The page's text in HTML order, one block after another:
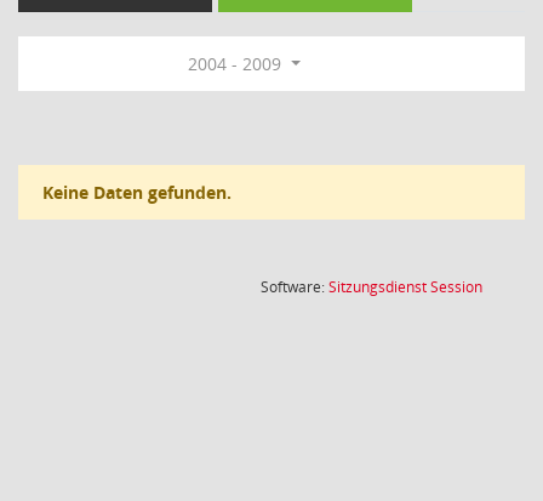
2004 - 2009
Keine Daten gefunden.
Software:SitzungsdienstSession(Wird in